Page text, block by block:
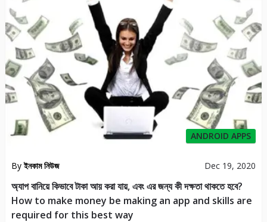
ANDROID APPS
Byইনকাম নিউজ Dec 19, 2020
অ্যাপ বানিয়ে কিভাবে টাকা আয় করা যায়, এবং এর জন্য কী দক্ষতা থাকতে হবে?
How to make money be making an app and skills are
required for this best way